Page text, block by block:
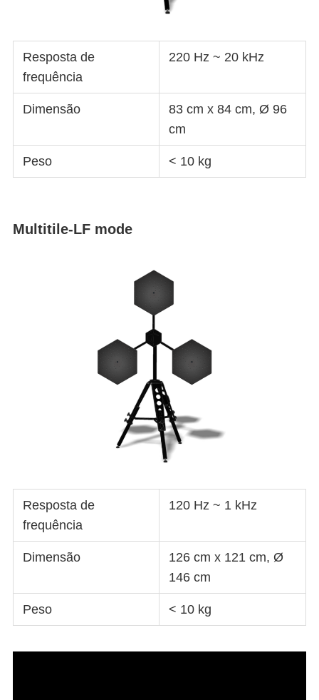
Resposta de
frequência
220 Hz ~ 20 kHz
Dimensão
83 cm x 84 cm, Ø 96
cm
Peso < 10 kg
Multitile-LF mode
Resposta de
frequência
120 Hz ~ 1 kHz
Dimensão
126 cm x 121 cm, Ø
146 cm
Peso < 10 kg